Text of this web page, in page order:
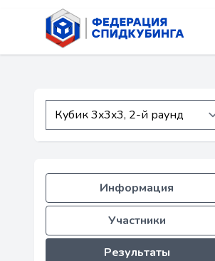
Информация
Участники
Результаты